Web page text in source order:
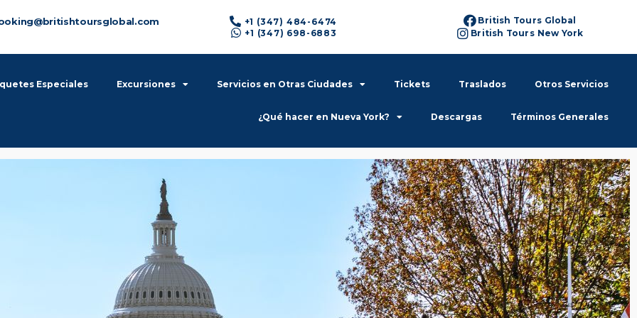
+1 (347) 484-6474
+1 (347) 698-6883
British Tours Global
British Tours New York
Especiales Excursiones Servicios en Otras Ciudades Tickets Traslados Otros Servicios
¿Qué hacer en Nueva York? Descargas Términos Generales